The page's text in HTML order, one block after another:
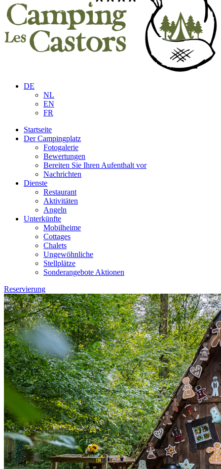
DE
NL
EN
FR
Startseite
Der Campingplatz
Fotogalerie
Bewertungen
Bereiten Sie Ihren Aufenthalt vor
Nachrichten
Dienste
Restaurant
Aktivitäten
Angeln
Unterkünfte
Mobilheime
Cottages
Chalets
Ungewöhnliche
Stellplätze
Sonderangebote Aktionen
Reservierung